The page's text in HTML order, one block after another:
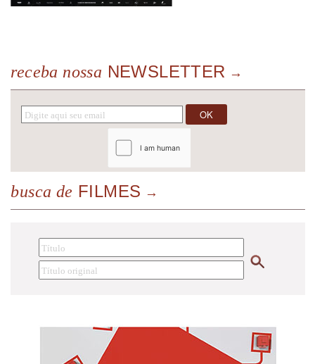
receba nossa NEWSLETTER
busca de FILMES